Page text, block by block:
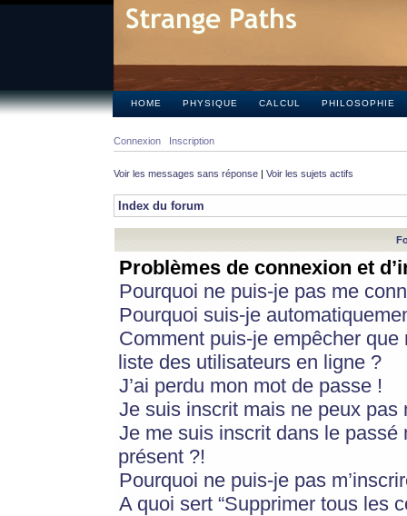
HOME PHYSIQUE CALCUL PHILOSOPHIE
Connexion Inscription
Voir les messages sans réponse | Voir les sujets actifs
Index du forum
Problèmes de connexion et
Pourquoi ne puis-je pas me
Pourquoi suis-je
Comment puis-je empêcher
liste des utilisateurs en ligne ?
J’ai perdu mon mot de passe !
Je suis inscrit mais ne peux pas
Je me suis inscrit dans le
présent ?!
Pourquoi ne puis-je pas
A quoi sert “Supprimer tous les